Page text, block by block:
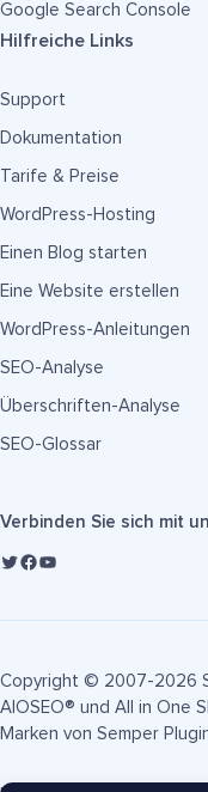
Google Search Console
Hilfreiche Links
Support
Dokumentation
Tarife & Preise
WordPress-Hosting
Einen Blog starten
Eine Website erstellen
WordPress-Anleitungen
SEO-Analyse
Überschriften-Analyse
SEO-Glossar
Verbinden Sie sich mit
Copyright © 2007-2026
AIOSEO® und All in One
Marken von Semper